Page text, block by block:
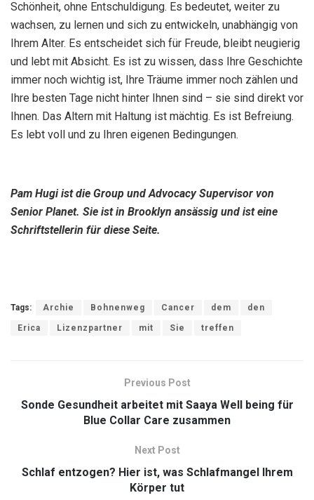
Schönheit, ohne Entschuldigung. Es bedeutet, weiter zu
wachsen, zu lernen und sich zu entwickeln, unabhängig von
Ihrem Alter. Es entscheidet sich für Freude, bleibt neugierig
und lebt mit Absicht. Es ist zu wissen, dass Ihre Geschichte
immer noch wichtig ist, Ihre Träume immer noch zählen und
Ihre besten Tage nicht hinter Ihnen sind – sie sind direkt vor
Ihnen. Das Altern mit Haltung ist mächtig. Es ist Befreiung.
Es lebt voll und zu Ihren eigenen Bedingungen.
Pam Hugiist die Group und Advocacy Supervisor von
Senior Planet. Sie ist in Brooklyn ansässig und ist eine
Schriftstellerin für diese Seite.
Tags: Archie Bohnenweg Cancer dem den
Erica Lizenzpartner mit Sie treffen
Previous Post
Sonde Gesundheit arbeitet mit Saaya Well being für
Blue Collar Care zusammen
Next Post
Schlaf entzogen? Hier ist, was Schlafmangel Ihrem
Körper tut